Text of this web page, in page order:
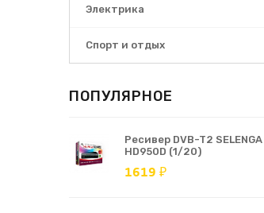
Электрика
Спорт и отдых
ПОПУЛЯРНОЕ
Ресивер DVB-T2 SELENGA
HD950D (1/20)
1619 ₽